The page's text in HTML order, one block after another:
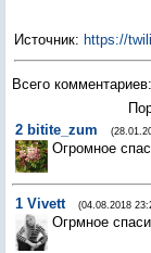
Источник: https://
Всего комментариев:
2 bitite_zum
Огромное
1 Vivett (04.08.2018
Огрмное